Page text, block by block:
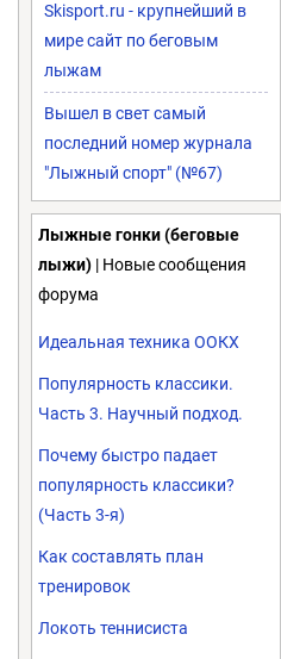
Skisport.ru - крупнейший в
мире сайт по беговым
лыжам
Вышел в свет самый
последний номер журнала
"Лыжный спорт" (№67)
Лыжные гонки (беговые
лыжи) | Новые сообщения
форума
Идеальная техника ООКХ
Популярность классики.
Часть 3. Научный подход.
Почему быстро падает
популярность классики?
(Часть 3-я)
Как составлять план
тренировок
Локоть теннисиста